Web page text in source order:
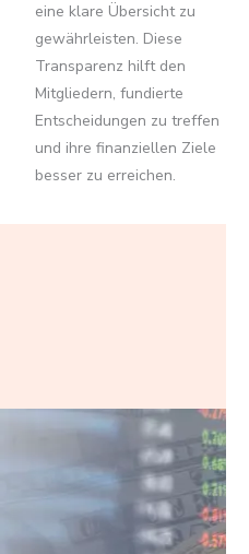
eine klare Übersicht zu
gewährleisten. Diese
Transparenz hilft den
Mitgliedern, fundierte
Entscheidungen zu treffen
und ihre finanziellen Ziele
besser zu erreichen.